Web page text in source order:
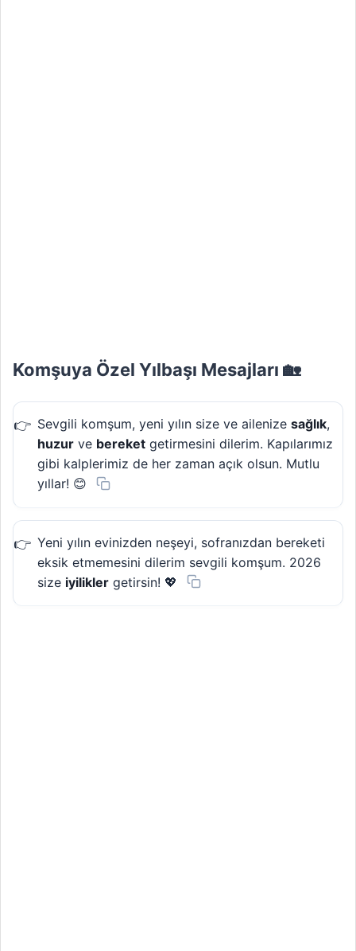
Komşuya Özel Yılbaşı Mesajları 🏡
Sevgili komşum, yeni yılın size ve ailenize sağlık,
huzur ve bereket getirmesini dilerim. Kapılarımız
gibi kalplerimiz de her zaman açık olsun. Mutlu
yıllar! 😊
Yeni yılın evinizden neşeyi, sofranızdan bereketi
eksik etmemesini dilerim sevgili komşum. 2026
size iyilikler getirsin! 💖